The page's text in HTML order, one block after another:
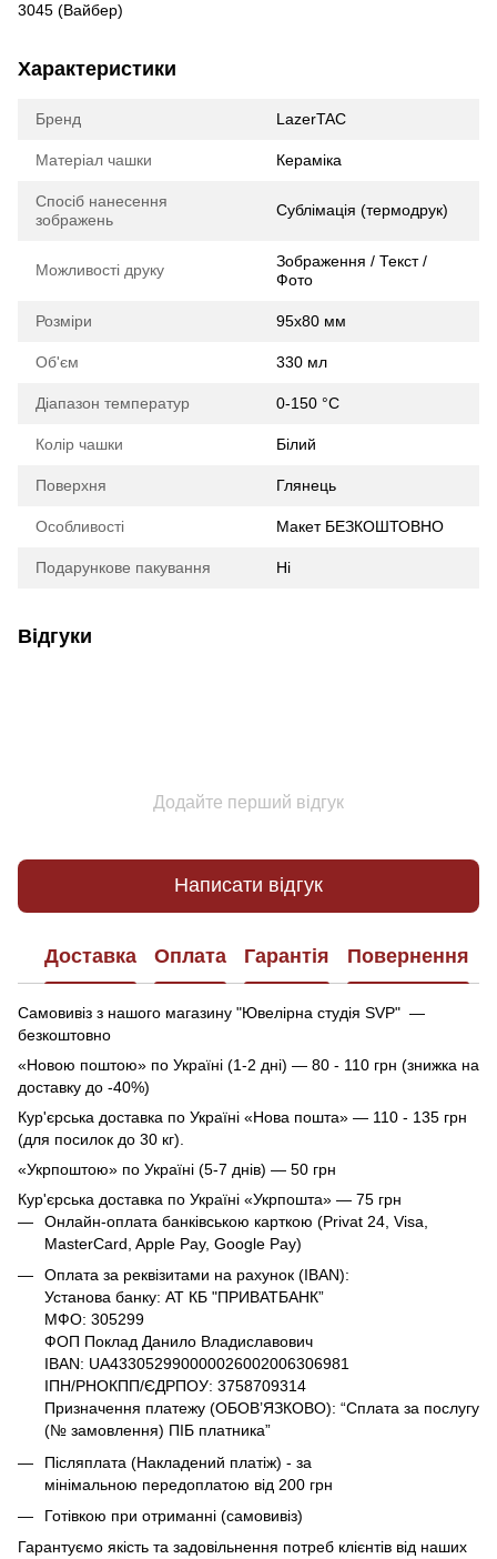
3045 (Вайбер)
Характеристики
Бренд LazerTAC
Матеріал чашки Кераміка
Спосіб нанесення
зображень
Сублімація (термодрук)
Можливості друку
Зображення / Текст /
Фото
Розміри 95х80 мм
Об'єм 330 мл
Діапазон температур 0-150 °C
Колір чашки Білий
Поверхня Глянець
Особливості Макет БЕЗКОШТОВНО
Подарункове пакування Ні
Відгуки
Додайте перший відгук
Написати відгук
Доставка Оплата Гарантія Повернення
Самовивіз з нашого магазину "Ювелірна студія SVP" —
безкоштовно
«Новою поштою» по Україні (1-2 дні) — 80 - 110 грн (знижка на
доставку до -40%)
Кур'єрська доставка по Україні «Нова пошта» — 110 - 135 грн
(для посилок до 30 кг).
«Укрпоштою» по Україні (5-7 днів) — 50 грн
Кур'єрська доставка по Україні «Укрпошта» — 75 грн
Онлайн-оплата банківською карткою (Privat 24, Visa,
MasterCard, Apple Pay, Google Pay)
Оплата за реквізитами на рахунок (IBAN):
Установа банку: АТ КБ "ПРИВАТБАНК”
МФО: 305299
ФОП Поклад Данило Владиславович
IBAN: UA433052990000026002006306981
ІПН/РНОКПП/ЄДРПОУ: 3758709314
Призначення платежу (ОБОВ’ЯЗКОВО): “Сплата за послугу
(№ замовлення) ПІБ платника”
Післяплата (Накладений платіж) - за
мінімальною передоплатою від 200 грн
Готівкою при отриманні (самовивіз)
Гарантуємо якість та задовільнення потреб клієнтів від наших